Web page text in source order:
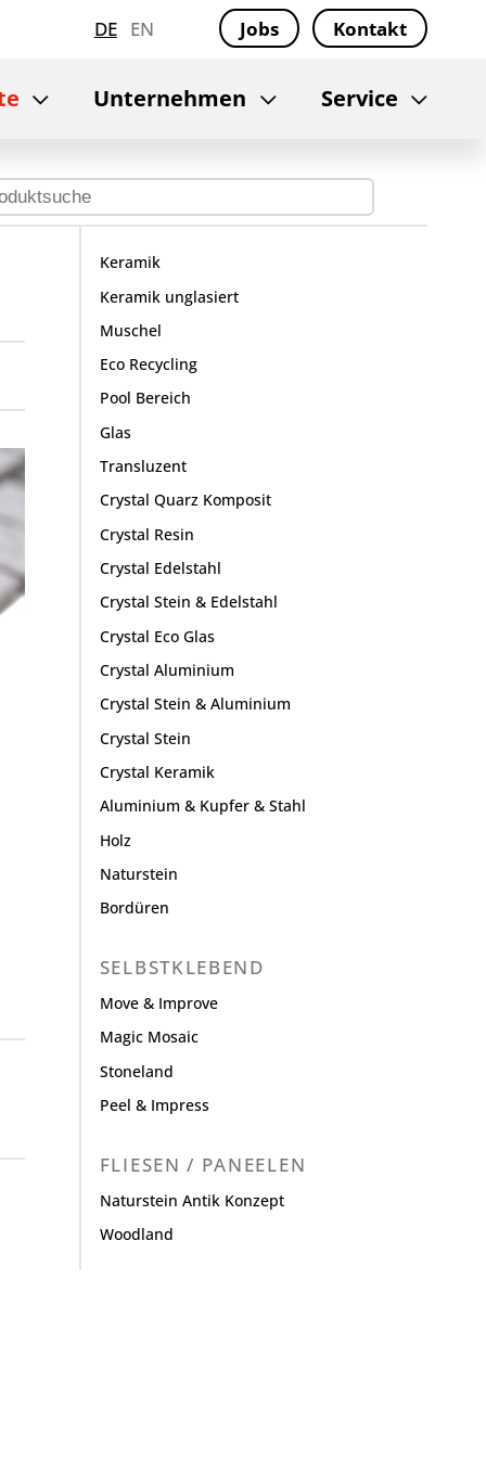
DE EN Jobs Kontakt
Unternehmen Service
Keramik
Keramik unglasiert
Muschel
Eco Recycling
Pool Bereich
Glas
Transluzent
Crystal Quarz Komposit
Crystal Resin
Crystal Edelstahl
Crystal Stein & Edelstahl
Crystal Eco Glas
Crystal Aluminium
Crystal Stein & Aluminium
Crystal Stein
Crystal Keramik
Aluminium & Kupfer & Stahl
Holz
Naturstein
Bordüren
SELBSTKLEBEND
Move & Improve
Magic Mosaic
Stoneland
Peel & Impress
FLIESEN / PANEELEN
Naturstein Antik Konzept
Woodland